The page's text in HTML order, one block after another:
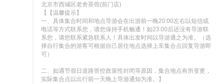
北京市西城区老舍茶馆(前门店)
【【温馨提示】
一、具体集合时间和地点导游会在出游前一晚20:00左右以短信或
电话等方式联系您，请您保持手机畅通！如23:00后还没有导游联
系您，请您联系紧急联系人！具体出发时间以导游通之为准。（选
择自行集合的游客可根据自己居住地点选择上车集合点回复导游即
可）
二、如遇节假日道路管控政策性封闭等原因，集合地点有所变更，
实际集合点以出行前一天晚上导游通知为准。】